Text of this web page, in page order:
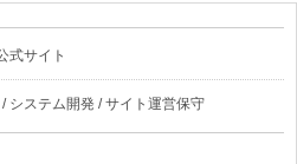
ージ制作実績
サービス
式サイト
システム開発 / サイト運営保守